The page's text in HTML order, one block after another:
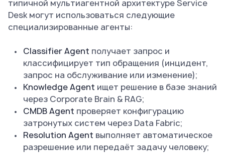
типичной мультиагентной архитектуре Service
Desk могут использоваться следующие
специализированные агенты:
Classifier Agent получает запрос и
классифицирует тип обращения (инцидент,
запрос на обслуживание или изменение);
Knowledge Agent ищет решение в базе знаний
через Corporate Brain & RAG;
CMDB Agent проверяет конфигурацию
затронутых систем через Data Fabric;
Resolution Agent выполняет автоматическое
разрешение или передаёт задачу человеку;